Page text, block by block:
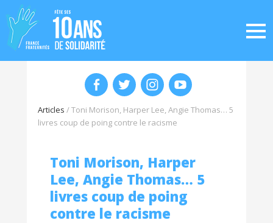
Articles /Toni Morison, Harper Lee, Angie Thomas… 5
livres coup de poing contre le racisme
Toni Morison, Harper
Lee, Angie Thomas… 5
livres coup de poing
contre le racisme